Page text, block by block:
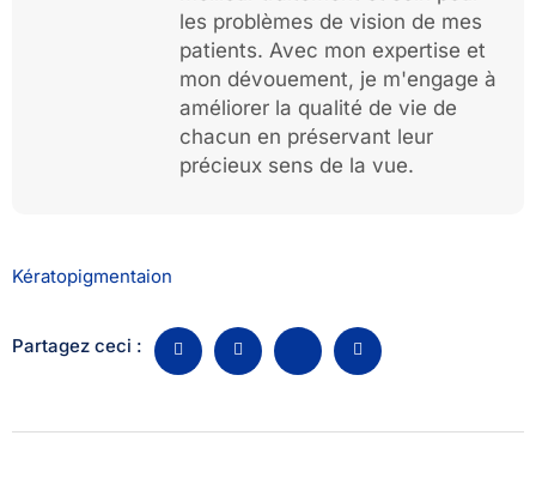
les problèmes de vision de mes
patients. Avec mon expertise et
mon dévouement, je m'engage à
améliorer la qualité de vie de
chacun en préservant leur
précieux sens de la vue.
Kératopigmentaion
Partagez ceci :